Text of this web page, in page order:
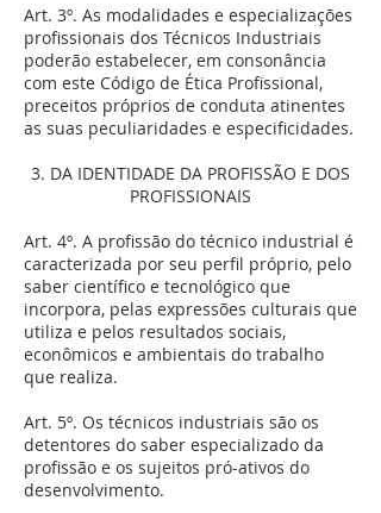
Art. 3º. As modalidades e especializações
profissionais dos Técnicos Industriais
poderão estabelecer, em consonância
com este Código de Ética Profissional,
preceitos próprios de conduta atinentes
as suas peculiaridades e especificidades.
3. DA IDENTIDADE DA PROFISSÃO E DOS
PROFISSIONAIS
Art. 4º. A profissão do técnico industrial é
caracterizada por seu perfil próprio, pelo
saber científico e tecnológico que
incorpora, pelas expressões culturais que
utiliza e pelos resultados sociais,
econômicos e ambientais do trabalho
que realiza.
Art. 5º. Os técnicos industriais são os
detentores do saber especializado da
profissão e os sujeitos pró-ativos do
desenvolvimento.